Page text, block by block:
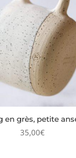
en grès, petite
35,00€